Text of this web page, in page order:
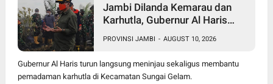
Jambi Dilanda Kemarau dan
Karhutla, Gubernur Al Haris
PROVINSI JAMBI - AUGUST 10, 2026
Gubernur Al Haris turun langsung meninjau sekaligus membantu
pemadaman karhutla di Kecamatan Sungai Gelam.